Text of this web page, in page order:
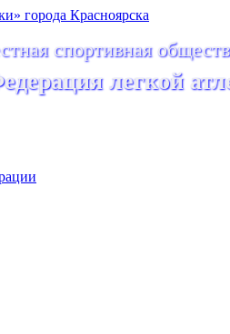
спортивная
легкой